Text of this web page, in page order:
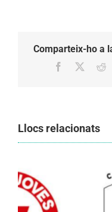
Comparteix-ho a
Facebook
Llocs relacionats